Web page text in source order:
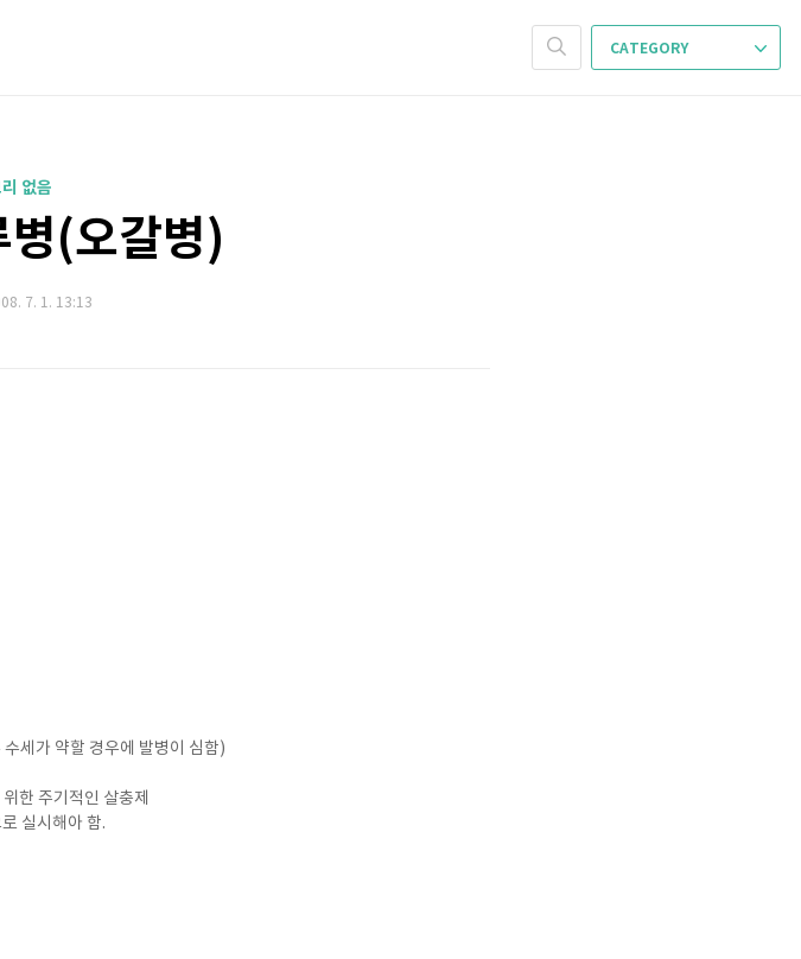
CATEGORY
없음
병(오갈병)
7. 1. 13:13
세가 약할 경우에 발병이 심함)
한 주기적인 살충제
실시해아 함.